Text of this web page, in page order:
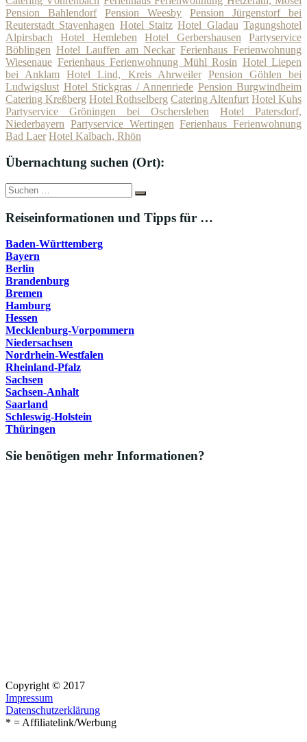
Pension Bahlendorf
Pension Weesby
Pension Jürgenstorf bei
Reuterstadt Stavenhagen Hotel Staitz Hotel Gladau Tagungshotel
Alpirsbach
Hotel Hemleben Hotel Gerbershausen
Partyservice
Böblingen Hotel Lauffen am Neckar Ferienhaus Ferienwohnung
Wiesenaue Ferienhaus Ferienwohnung Mühl Rosin Hotel Liepen
bei Anklam
Hotel Lind, Kreis Ahrweiler
Pension Göhlen bei
Ludwigslust Hotel Stickgras / Annenriede Pension Burgwindheim
Catering Kreßberg Hotel Rothselberg Catering Altenfurt Hotel Kuhs
Partyservice Gröningen bei Oschersleben
Hotel Patersdorf,
Niederbayern Partyservice Wertingen Ferienhaus Ferienwohnung
Bad Laer Hotel Kalbach, Rhön
Übernachtung suchen (Ort):
Suche
nach:
Suchen
Reiseinformationen und Tipps für …
Baden-Württemberg
Bayern
Berlin
Brandenburg
Bremen
Hamburg
Hessen
Mecklenburg-Vorpommern
Niedersachsen
Nordrhein-Westfalen
Rheinland-Pfalz
Sachsen
Sachsen-Anhalt
Saarland
Schleswig-Holstein
Thüringen
Sie benötigen mehr Informationen?
Copyright © 2017
Impressum
Datenschutzerklärung
* = Affiliatelink/Werbung